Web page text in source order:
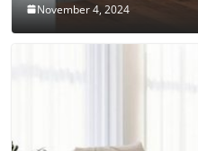
November 4, 2024